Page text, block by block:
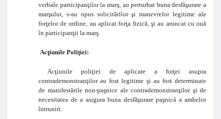
verbale participanţilor la marş, au perturbat buna desfăşurare a
marşului, s-au opus solicitărilor şi manevrelor legitime ale
forţelor de ordine, au aplicat forţa fizică, şi au aruncat cu ouă
în participanţii la marş.
Acţiunile Poliţiei:
Acţiunile poliţiei de aplicare a forţei asupra
contrademonstranţilor au fost legitime şi au fost determinate
de manifestările non-paşnice ale contrademonstranţilor şi de
necesitatea de a asigura buna desfăşurare paşnică a ambelor
întruniri.